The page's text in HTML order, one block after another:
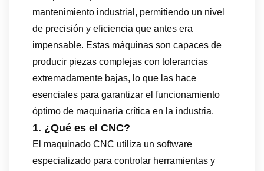
mantenimiento industrial, permitiendo un nivel
de precisión y eficiencia que antes era
impensable. Estas máquinas son capaces de
producir piezas complejas con tolerancias
extremadamente bajas, lo que las hace
esenciales para garantizar el funcionamiento
óptimo de maquinaria crítica en la industria.
1. ¿Qué es el CNC?
El maquinado CNC utiliza un software
especializado para controlar herramientas y